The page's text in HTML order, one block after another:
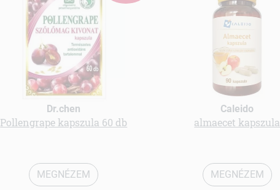
Dr.chen
Pollengrape kapszula 60 db
MEGNÉZEM
Caleido
almaecet kapszula
MEGNÉZEM